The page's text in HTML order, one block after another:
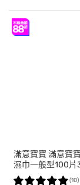
滿意寶寶 滿意寶
濕巾一般型100片
(10)